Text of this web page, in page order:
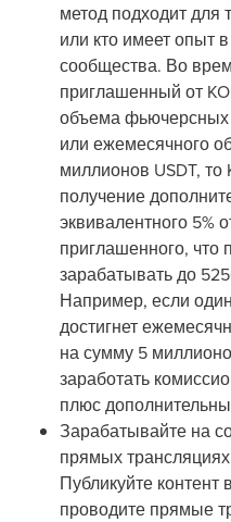
метод подходит для
или кто имеет опыт
сообщества. Во
приглашенный от
объема фьючерсных
или ежемесячного
миллионов USDT, то
получение
эквивалентного 5%
приглашенного, что
зарабатывать до
Например, если
достигнет
на сумму 5
заработать
плюс
Зарабатывайте на
прямых
Публикуйте контент
проводите прямые